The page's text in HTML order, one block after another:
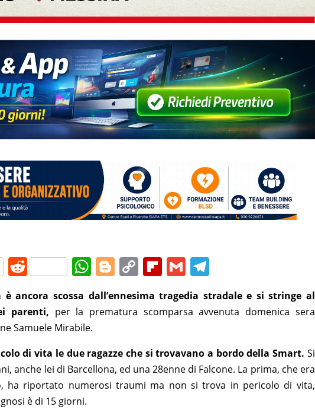
R
d
di
t
W
h
at
s
p
p
Bl
g
g
er
C
o
p
y
Li
n
k
Fl
b
o
d
G
m
ai
l
T
e
gr
a
m
ancora scossa dall’ennesima tragedia stradale e si stringe al
parenti, per la prematura scomparsa avvenuta domenica sera
Samuele Mirabile.
di vita le due ragazze che si trovavano a bordo della Smart. Si
anche lei di Barcellona, ed una 28enne di Falcone. La prima, che era
ha riportato numerosi traumi ma non si trova in pericolo di vita,
è di 15 giorni.